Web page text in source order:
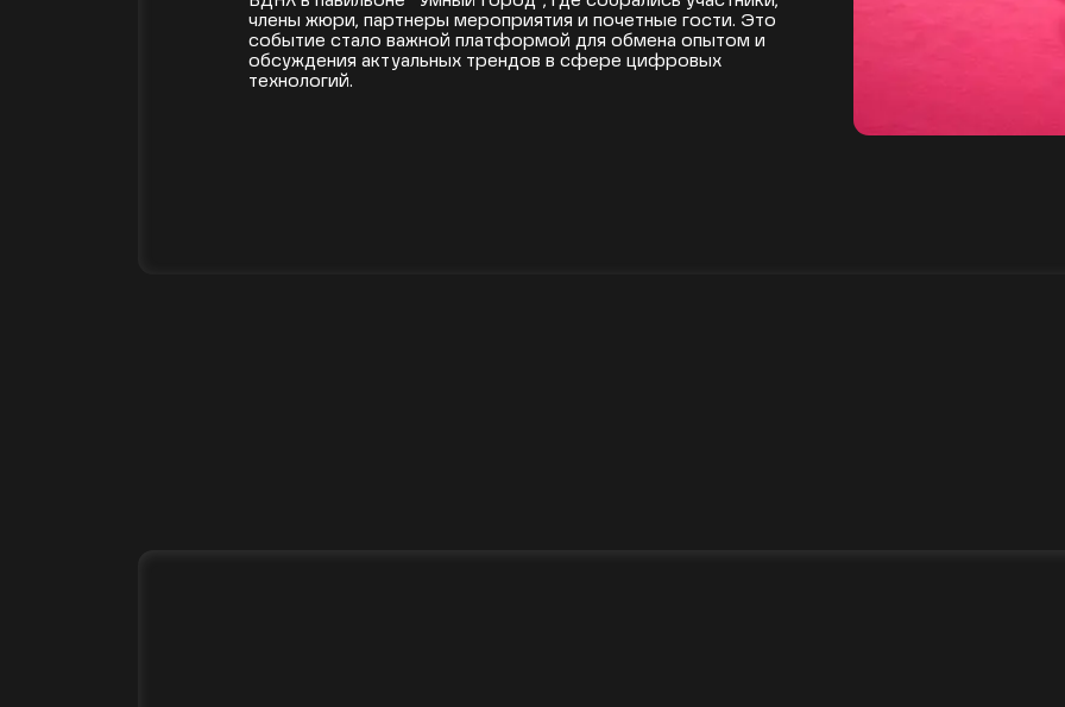
члены жюри, партнеры мероприятия и почетные гости. Это
событие стало важной платформой для обмена опытом и
обсуждения актуальных трендов в сфере цифровых
технологий.